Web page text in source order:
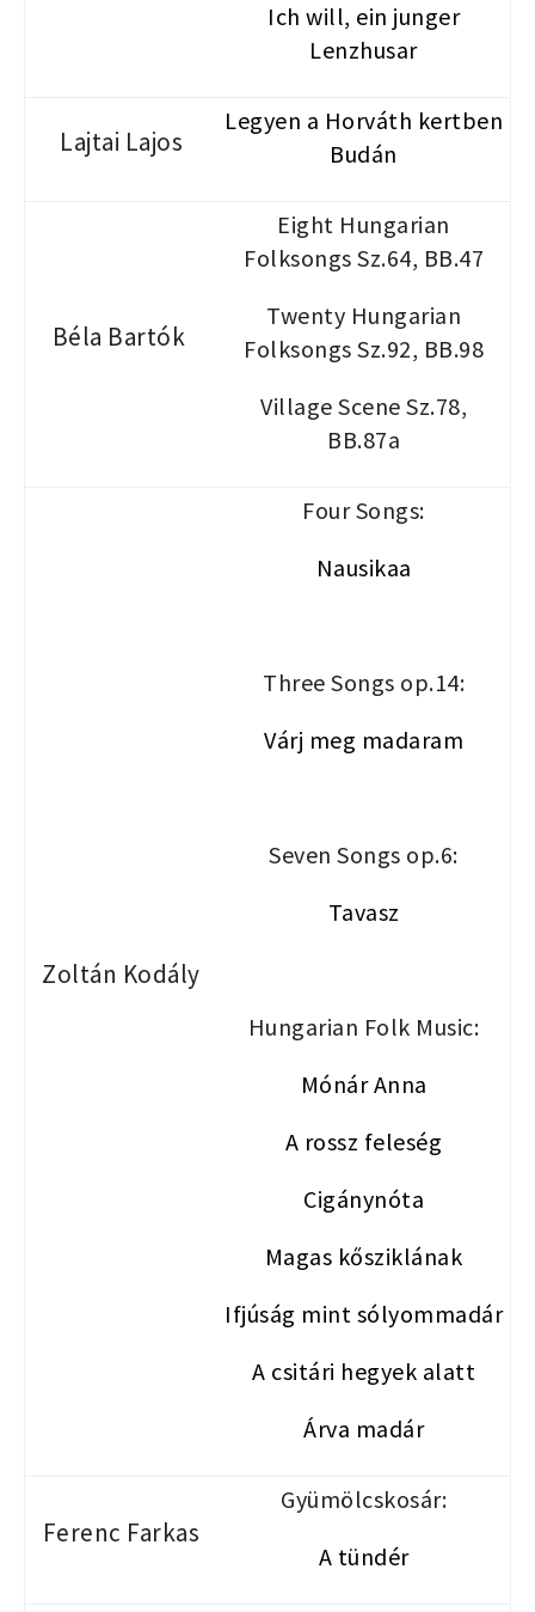
Ich will, ein junger
Lenzhusar
Lajtai Lajos
Legyen a Horváth kertben
Budán
Béla Bartók
Eight Hungarian
Folksongs Sz.64, BB.47
Twenty Hungarian
Folksongs Sz.92, BB.98
Village Scene Sz.78,
BB.87a
Zoltán Kodály
Four Songs:
Nausikaa
Three Songs op.14:
Várj meg madaram
Seven Songs op.6:
Tavasz
Hungarian Folk Music:
Mónár Anna
A rossz feleség
Cigánynóta
Magas kősziklának
Ifjúság mint sólyommadár
A csitári hegyek alatt
Árva madár
Ferenc Farkas
Gyümölcskosár:
A tündér